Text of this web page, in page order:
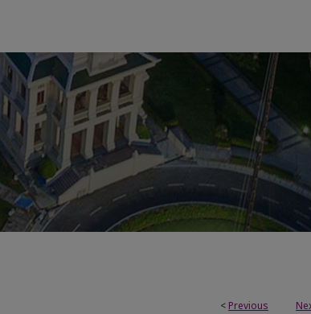
< Previous